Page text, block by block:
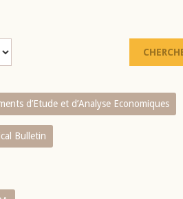
d’Etude et d’Analyse Economiques
Bulletin